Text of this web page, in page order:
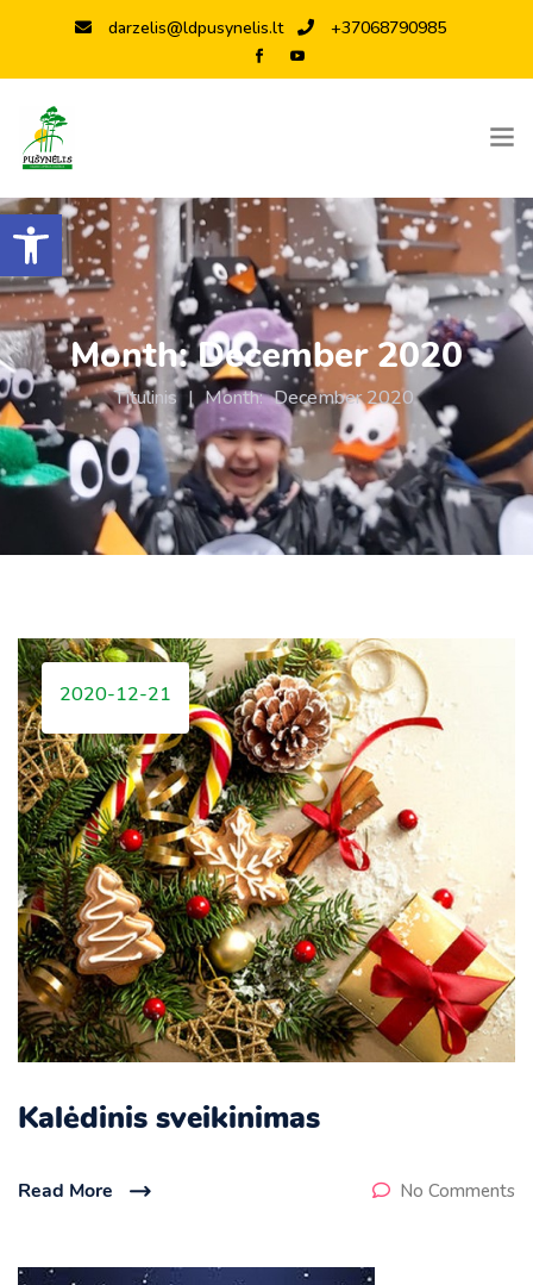
Open toolbar
darzelis@ldpusynelis.lt +37068790985
Month:December 2020
Titulinis | Month: December 2020
2020-12-21
Kalėdinis sveikinimas
Read More No Comments